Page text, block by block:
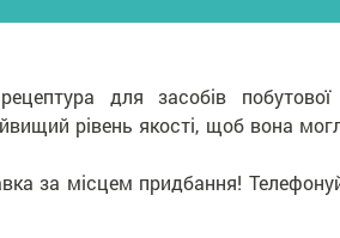
для засобів
рівень якості, щоб вона
за місцем придбання!